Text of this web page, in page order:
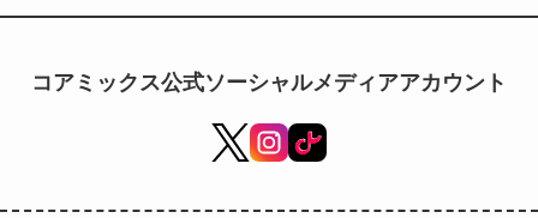
コアミックス公式ソーシャルメディアアカウント